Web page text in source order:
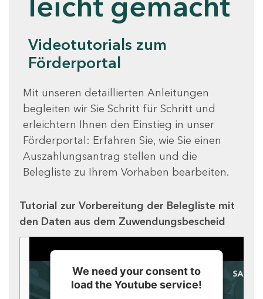
Videotutorials zum
Förderportal
Mit unseren detaillierten Anleitungen
begleiten wir Sie Schritt für Schritt und
erleichtern Ihnen den Einstieg in unser
Förderportal: Erfahren Sie, wie Sie einen
Auszahlungsantrag stellen und die
Belegliste zu Ihrem Vorhaben bearbeiten.
Tutorial zur Vorbereitung der Belegliste mit
den Daten aus dem Zuwendungsbescheid
We need your consent to
load the Youtube service!